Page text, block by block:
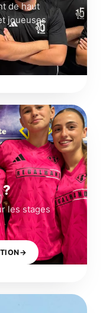
de haut
joueuses
les stages
→